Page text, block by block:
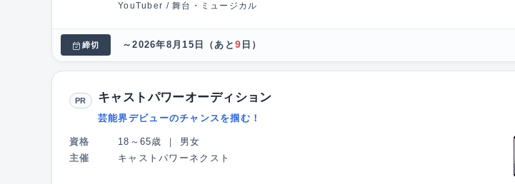
YouTuber / 舞台・ミュージカル
締切 ～2026年8月15日 （あと 9 日）
PR キャストパワーオーディション
芸能界デビューのチャンスを掴む！
資格 18～65歳 ｜ 男女
主催
キャストパワーネクスト